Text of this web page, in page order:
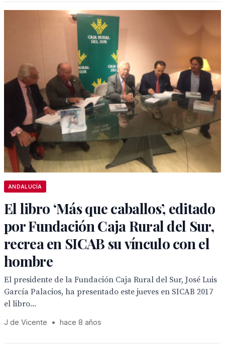
ANDALUCÍA
El libro ‘Más que caballos’, editado
por Fundación Caja Rural del Sur,
recrea en SICAB su vínculo con el
hombre
El presidente de la Fundación Caja Rural del Sur, José Luis
García Palacios, ha presentado este jueves en SICAB 2017
el libro...
J de Vicente • hace 8 años